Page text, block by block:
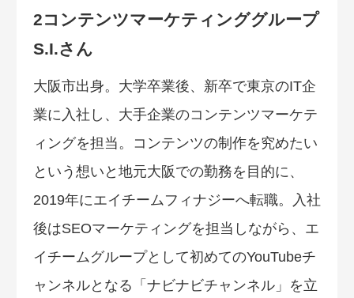
2コンテンツマーケティンググループ
S.I.さん
大阪市出身。大学卒業後、新卒で東京のIT企
業に入社し、大手企業のコンテンツマーケテ
ィングを担当。コンテンツの制作を究めたい
という想いと地元大阪での勤務を目的に、
2019年にエイチームフィナジーへ転職。入社
後はSEOマーケティングを担当しながら、エ
イチームグループとして初めてのYouTubeチ
ャンネルとなる「ナビナビチャンネル」を立